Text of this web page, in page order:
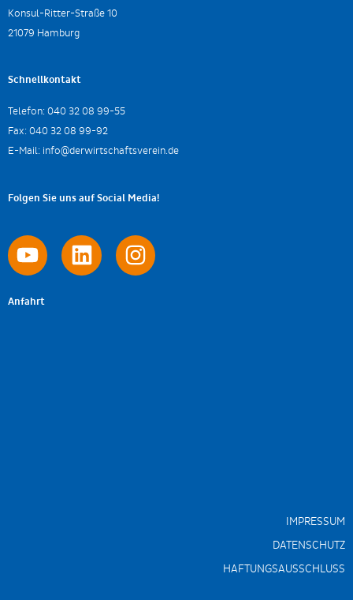
Konsul-Ritter-Straße 10
21079 Hamburg
Schnellkontakt
Telefon: 040 32 08 99-55
Fax: 040 32 08 99-92
E-Mail: info@derwirtschaftsverein.de
Folgen Sie uns auf Social Media!
Anfahrt
IMPRESSUM
DATENSCHUTZ
HAFTUNGSAUSSCHLUSS